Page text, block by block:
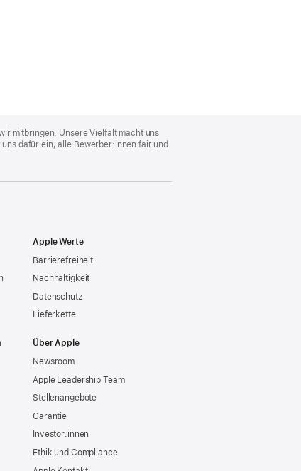
mitbringen: Unsere Vielfalt macht uns
dafür ein, alle Bewerber:innen fair und
Apple Werte
Barrierefreiheit
Nachhaltigkeit
Datenschutz
Lieferkette
Über Apple
Newsroom
Apple Leadership Team
Stellenangebote
Garantie
Investor:innen
Ethik und Compliance